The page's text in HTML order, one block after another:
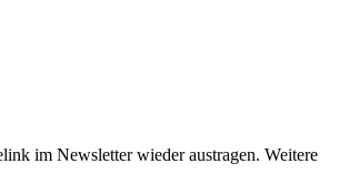
im Newsletter wieder austragen. Weitere